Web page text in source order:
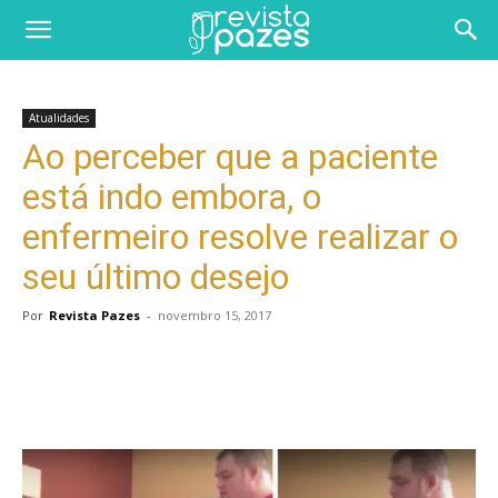
Atualidades
Ao perceber que a paciente
está indo embora, o
enfermeiro resolve realizar o
seu último desejo
Por Revista Pazes - novembro 15, 2017